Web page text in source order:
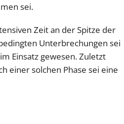
sei.
Zeit an der Spitze der
Unterbrechungen sei
Einsatz gewesen. Zuletzt
einer solchen Phase sei eine